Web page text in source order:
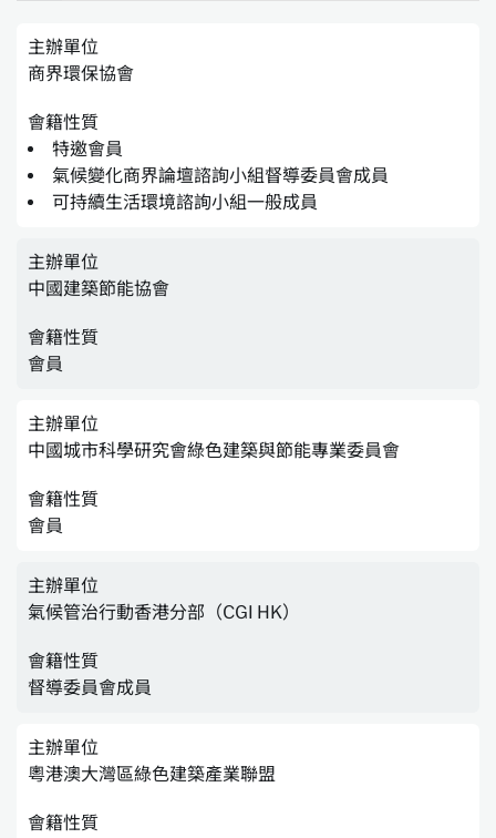
主辦單位
商界環保協會
會籍性質
特邀會員
氣候變化商界論壇諮詢小組督導委員會成員
可持續生活環境諮詢小組一般成員
主辦單位
中國建築節能協會
會籍性質
會員
主辦單位
中國城市科學研究會綠色建築與節能專業委員會
會籍性質
會員
主辦單位
氣候管治行動香港分部（CGI HK）
會籍性質
督導委員會成員
主辦單位
粵港澳大灣區綠色建築產業聯盟
會籍性質